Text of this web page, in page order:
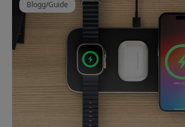
Blogg/Guide